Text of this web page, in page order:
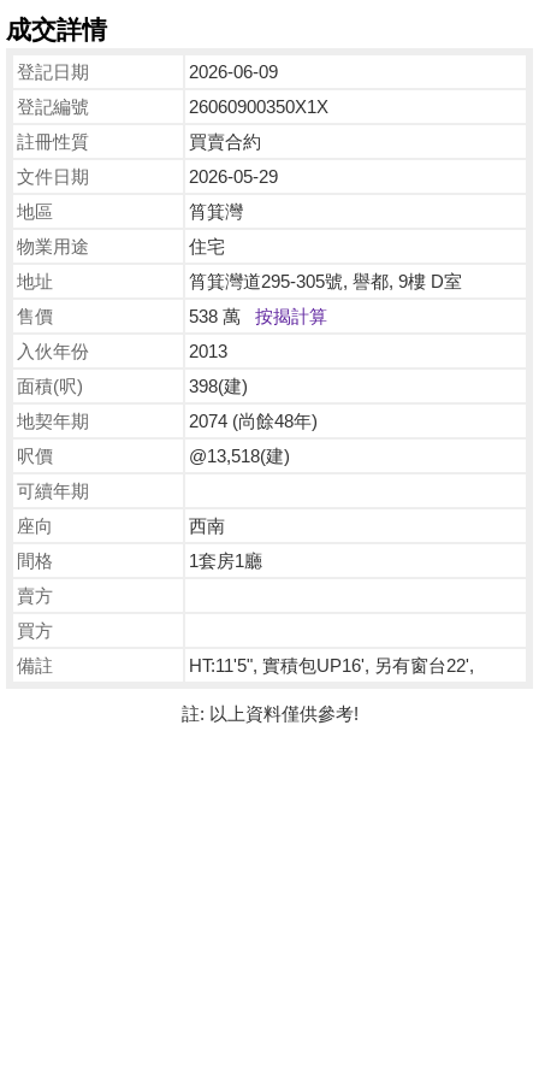
成交詳情
登記日期
2026-06-09
登記編號
26060900350X1X
註冊性質
買賣合約
文件日期
2026-05-29
地區
筲箕灣
物業用途
住宅
地址
筲箕灣道295-305號, 譽都, 9樓 D室
售價
538 萬 按揭計算
入伙年份
2013
面積(呎)
398(建)
地契年期
2074 (尚餘48年)
呎價
@13,518(建)
可續年期
座向
西南
間格
1套房1廳
賣方
買方
備註
HT:11'5", 實積包UP16', 另有窗台22',
註: 以上資料僅供參考!